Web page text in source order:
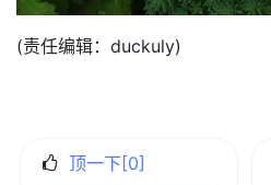
(责任编辑：duckuly)
顶一下[0]